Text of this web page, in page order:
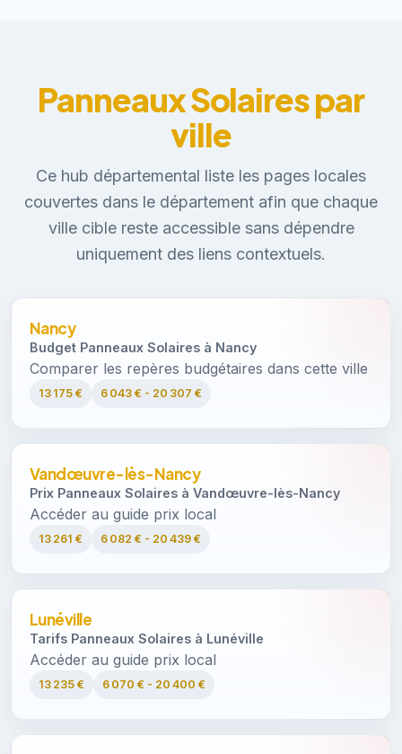
Panneaux Solaires par
ville
Ce hub départemental liste les pages locales
couvertes dans le département afin que chaque
ville cible reste accessible sans dépendre
uniquement des liens contextuels.
Nancy
Budget Panneaux Solaires à Nancy
Comparer les repères budgétaires dans cette ville
13 175 € 6 043 € - 20 307 €
Vandœuvre-lès-Nancy
Prix Panneaux Solaires à Vandœuvre-lès-Nancy
Accéder au guide prix local
13 261 € 6 082 € - 20 439 €
Lunéville
Tarifs Panneaux Solaires à Lunéville
Accéder au guide prix local
13 235 € 6 070 € - 20 400 €